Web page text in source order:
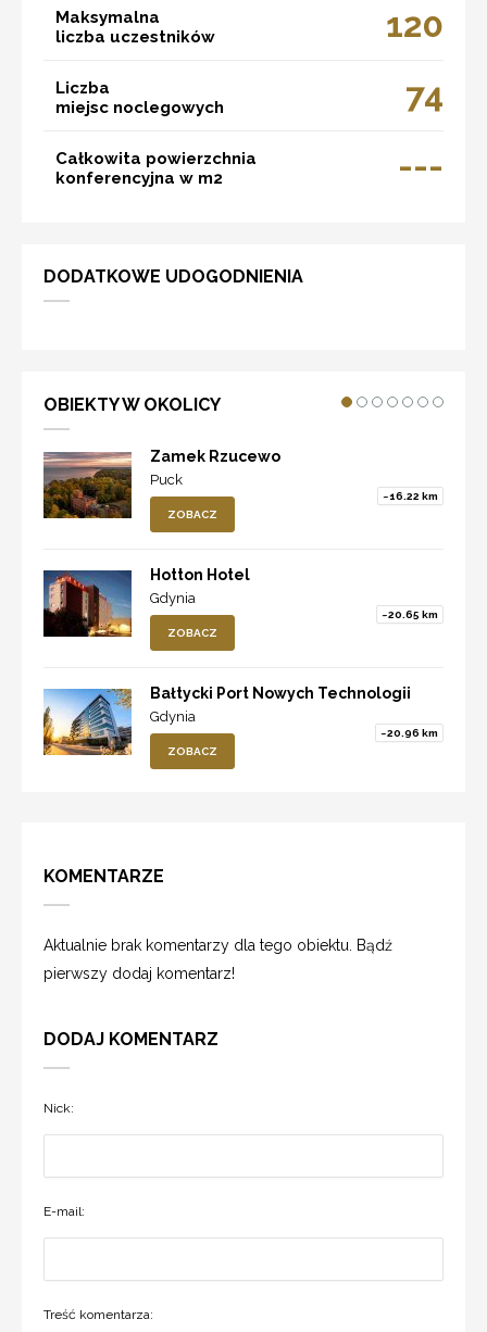
Maksymalna
liczba uczestników
120
Liczba
miejsc noclegowych
74
Całkowita powierzchnia
konferencyjna w m2
---
DODATKOWE UDOGODNIENIA
OBIEKTY W OKOLICY
Zamek Rzucewo
Puck
~16.22 km
ZOBACZ
Hotton Hotel
Gdynia
~20.65 km
ZOBACZ
Bałtycki Port Nowych Technologii
Gdynia
~20.96 km
ZOBACZ
KOMENTARZE
Aktualnie brak komentarzy dla tego obiektu. Bądź
pierwszy dodaj komentarz!
DODAJ KOMENTARZ
Nick:
E-mail:
Treść komentarza: